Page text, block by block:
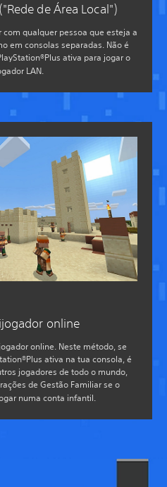
de Área Local")
qualquer pessoa que esteja a
em consolas separadas. Não é
ativa para jogar o
LAN.
online
online. Neste método, se
ativa na tua consola, é
jogadores de todo o mundo,
de Gestão Familiar se o
numa conta infantil.